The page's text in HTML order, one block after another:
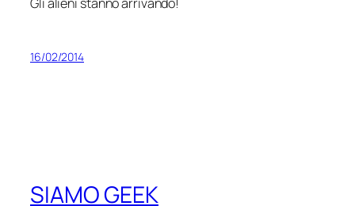
Gli alieni stanno arrivando!
16/02/2014
SIAMO GEEK